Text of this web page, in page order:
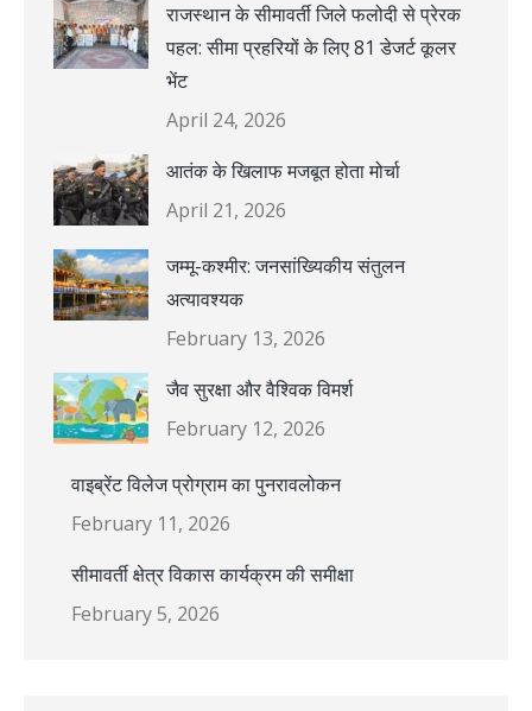
राजस्थान के सीमावर्ती जिले फलोदी से प्रेरक
पहल: सीमा प्रहरियों के लिए 81 डेजर्ट कूलर
भेंट
April 24, 2026
आतंक के खिलाफ मजबूत होता मोर्चा
April 21, 2026
जम्मू-कश्मीर: जनसांख्यिकीय संतुलन
अत्यावश्यक
February 13, 2026
जैव सुरक्षा और वैश्विक विमर्श
February 12, 2026
वाइब्रेंट विलेज प्रोग्राम का पुनरावलोकन
February 11, 2026
सीमावर्ती क्षेत्र विकास कार्यक्रम की समीक्षा
February 5, 2026